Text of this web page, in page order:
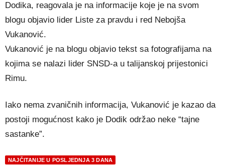
Dodika, reagovala je na informacije koje je na svom
blogu objavio lider Liste za pravdu i red Nebojša
Vukanović.
Vukanović je na blogu objavio tekst sa fotografijama na
kojima se nalazi lider SNSD-a u talijanskoj prijestonici
Rimu.
Iako nema zvaničnih informacija, Vukanović je kazao da
postoji mogućnost kako je Dodik održao neke “tajne
sastanke”.
NAJČITANIJE U POSLJEDNJA 3 DANA